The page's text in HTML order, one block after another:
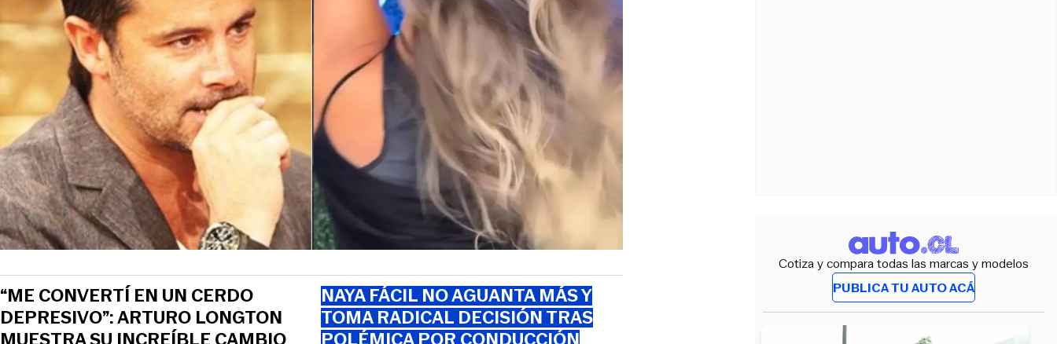
“ME CONVERTÍ EN UN CERDO
DEPRESIVO”: ARTURO LONGTON
NAYA FÁCIL NO AGUANTA MÁS Y
TOMA RADICAL DECISIÓN TRAS
Cotiza y compara todas las marcas y modelos
PUBLICA TU AUTO ACÁ